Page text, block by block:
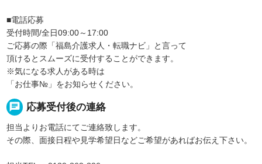
■電話応募
受付時間/全日09:00～17:00
ご応募の際「福島介護求人・転職ナビ」と言って
頂けるとスムーズに受付することができます。
※気になる求人がある時は
「お仕事№」をお知らせください。
chat 応募受付後の連絡
担当よりお電話にてご連絡致します。
その際、面接日程や見学希望日などご希望があればお伝え下さい。